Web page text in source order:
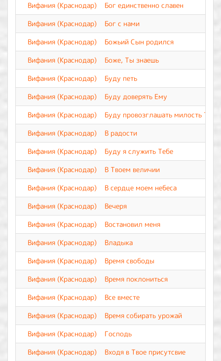
Вифания (Краснодар)
Бог единственно славен
Вифания (Краснодар)
Бог с нами
Вифания (Краснодар)
Божьий Сын родился
Вифания (Краснодар)
Боже, Ты знаешь
Вифания (Краснодар)
Буду петь
Вифания (Краснодар)
Буду доверять Ему
Вифания (Краснодар)
Буду провозглашать милость Твою
Вифания (Краснодар)
В радости
Вифания (Краснодар)
Буду я служить Тебе
Вифания (Краснодар)
В Твоем величии
Вифания (Краснодар)
В сердце моем небеса
Вифания (Краснодар)
Вечеря
Вифания (Краснодар)
Востановил меня
Вифания (Краснодар)
Владыка
Вифания (Краснодар)
Время свободы
Вифания (Краснодар)
Время поклониться
Вифания (Краснодар)
Все вместе
Вифания (Краснодар)
Время собирать урожай
Вифания (Краснодар)
Господь
Вифания (Краснодар)
Входя в Твое присутсвие